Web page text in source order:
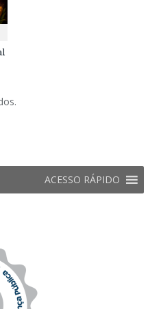
ACESSO RÁPIDO